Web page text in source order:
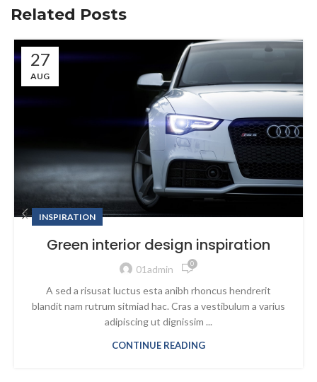
Related Posts
27
AUG
INSPIRATION
Green interior design inspiration
01admin 0
A sed a risusat luctus esta anibh rhoncus hendrerit
blandit nam rutrum sitmiad hac. Cras a vestibulum a varius
adipiscing ut dignissim ...
CONTINUE READING